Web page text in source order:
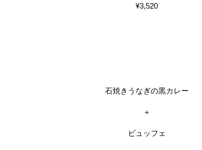
¥3,520
石焼きうなぎの黒カレー
＋
ビュッフェ